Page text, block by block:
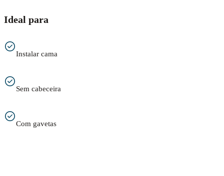
Ideal para
Instalar cama
Sem cabeceira
Com gavetas